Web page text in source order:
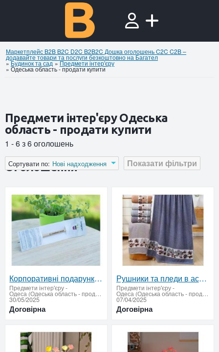
Маркетплейс B2B B2C D2C B2B2C Дошка оголошень C2C C2B –
додавайте товари та послуги безкоштовно на Багател
»Будинок та сад »Предмети інтер'єру
» Одеська область - продати купити
Предмети інтер'єру Одеська
область - продати купити
1 - 6 з 6 оголошень
Показати фільтри
Сортувати по: Нові надходження
Оголошення
Корпоративні подарунки для банків та партнерів
Предмети інтер'єру-
Одеса (Одеська область - продати купити)
30/05/2025
Договірна
Рушники та пледи в асортименті
Предмети інтер'єру-
Одеса (Одеська область - продати купити)
07/04/2025
Договірна